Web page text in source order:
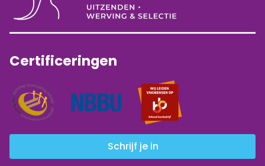
Certificeringen
Schrijf je in